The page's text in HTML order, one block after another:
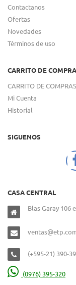
Contactanos
Ofertas
Novedades
Términos de uso
CARRITO DE
CARRITO DE COMPRAS
Mi Cuenta
Historial
SIGUENOS
CASA CENTRAL
Blas Garay 106
(+595-21) 390-
(0976) 395-320